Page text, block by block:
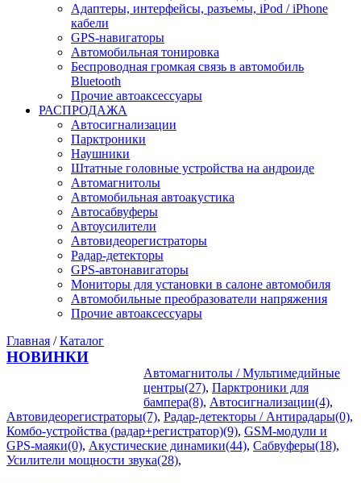
Адаптеры, интерфейсы, разъемы, iPod / iPhone
кабели
GPS-навигаторы
Автомобильная тонировка
Беспроводная громкая связь в автомобиль
Bluetooth
Прочие автоаксессуары
РАСПРОДАЖА
Автосигнализации
Парктроники
Наушники
Штатные головные устройства на андроиде
Автомагнитолы
Автомобильная автоакустика
Автосабвуферы
Автоусилители
Автовидеорегистраторы
Радар-детекторы
GPS-автонавигаторы
Мониторы для установки в салоне автомобиля
Автомобильные преобразователи напряжения
Прочие автоаксессуары
Главная /Каталог
НОВИНКИ
Автомагнитолы / Мультимедийные
центры(27), Парктроники для
бампера(8), Автосигнализации(4),
Автовидеорегистраторы(7), Радар-детекторы / Антирадары(0),
Комбо-устройства (радар+регистратор)(9), GSM-модули и
GPS-маяки(0), Акустические динамики(44), Сабвуферы(18),
Усилители мощности звука(28),